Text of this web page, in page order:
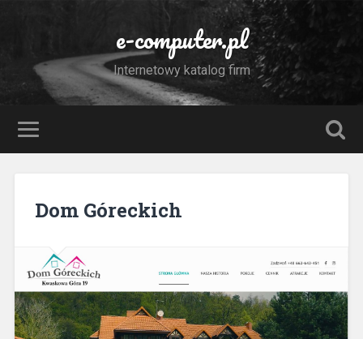
e-computer.pl
Internetowy katalog firm
Dom Góreckich